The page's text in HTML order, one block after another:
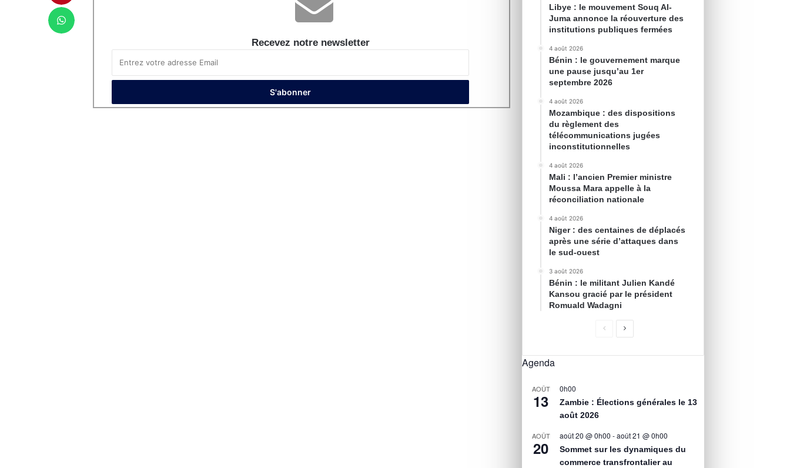
Recevez notre newsletter
Libye : le mouvement Souq Al-
Juma annonce la réouverture des
institutions publiques fermées
4 août 2026
Bénin : le gouvernement marque
une pause jusqu’au 1er
septembre 2026
4 août 2026
Mozambique : des dispositions
du règlement des
télécommunications jugées
inconstitutionnelles
4 août 2026
Mali : l’ancien Premier ministre
Moussa Mara appelle à la
réconciliation nationale
4 août 2026
Niger : des centaines de déplacés
après une série d’attaques dans
le sud-ouest
3 août 2026
Bénin : le militant Julien Kandé
Kansou gracié par le président
Romuald Wadagni
Agenda
AOÛT
13
0h00
Zambie : Élections générales le 13
août 2026
AOÛT
20
août 20 @ 0h00 -août 21 @ 0h00
Sommet sur les dynamiques du
commerce transfrontalier au